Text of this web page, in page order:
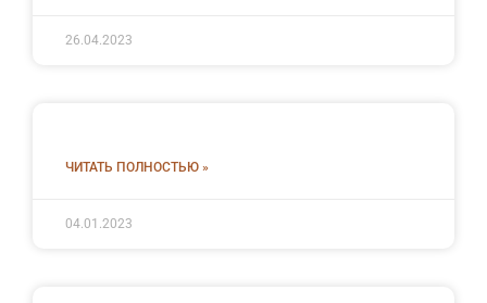
26.04.2023
ЧИТАТЬ ПОЛНОСТЬЮ »
04.01.2023